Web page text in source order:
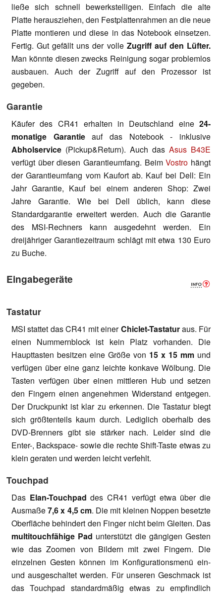
ließe sich schnell bewerkstelligen. Einfach die alte
Platte herausziehen, den Festplattenrahmen an die neue
Platte montieren und diese in das Notebook einsetzen.
Fertig. Gut gefällt uns der volle Zugriff auf den Lüfter.
Man könnte diesen zwecks Reinigung sogar problemlos
ausbauen. Auch der Zugriff auf den Prozessor ist
gegeben.
Garantie
Käufer des CR41 erhalten in Deutschland eine 24-
monatige Garantieauf das Notebook - inklusive
Abholservice (Pickup&Return). Auch das Asus B43E
verfügt über diesen Garantieumfang. BeimVostro hängt
der Garantieumfang vom Kaufort ab. Kauf bei Dell: Ein
Jahr Garantie, Kauf bei einem anderen Shop: Zwei
Jahre Garantie. Wie bei Dell üblich, kann diese
Standardgarantie erweitert werden. Auch die Garantie
des MSI-Rechners kann ausgedehnt werden. Ein
dreijähriger Garantiezeitraum schlägt mit etwa 130 Euro
zu Buche.
Eingabegeräte
Tastatur
MSI stattet das CR41 mit einerChiclet-Tastaturaus. Für
einen Nummernblock ist kein Platz vorhanden. Die
Haupttasten besitzen eine Größe von 15 x 15 mm und
verfügen über eine ganz leichte konkave Wölbung. Die
Tasten verfügen über einen mittleren Hub und setzen
den Fingern einen angenehmen Widerstand entgegen.
Der Druckpunkt ist klar zu erkennen. Die Tastatur biegt
sich größtenteils kaum durch. Lediglich oberhalb des
DVD-Brenners gibt sie stärker nach. Leider sind die
Enter-, Backspace- sowie die rechte Shift-Taste etwas zu
klein geraten und werden leicht verfehlt.
Touchpad
Das Elan-Touchpad des CR41 verfügt etwa über die
Ausmaße7,6 x 4,5 cm. Die mit kleinen Noppen besetzte
Oberfläche behindert den Finger nicht beim Gleiten. Das
multitouchfähige Pad unterstützt die gängigen Gesten
wie das Zoomen von Bildern mit zwei Fingern. Die
einzelnen Gesten können im Konfigurationsmenü ein-
und ausgeschaltet werden. Für unseren Geschmack ist
das Touchpad standardmäßig etwas zu empfindlich